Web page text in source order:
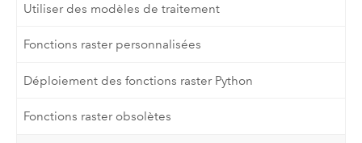
Utiliser des modèles de traitement
Fonctions raster personnalisées
Déploiement des fonctions raster Python
Fonctions raster obsolètes